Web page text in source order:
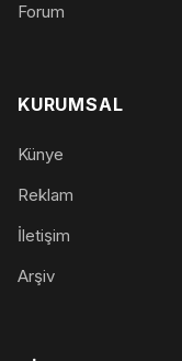
Forum
KURUMSAL
Künye
Reklam
İletişim
Arşiv